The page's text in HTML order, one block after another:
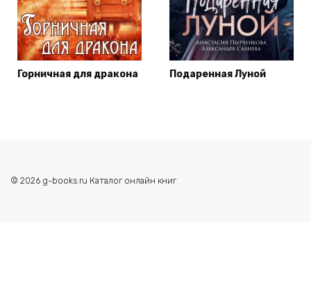
Горничная для дракона Подаренная Луной
© 2026 g-books.ru Каталог онлайн книг